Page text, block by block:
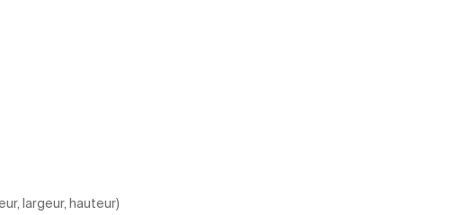
largeur, hauteur)